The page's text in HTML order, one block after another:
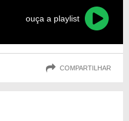
ouça a playlist
COMPARTILHAR